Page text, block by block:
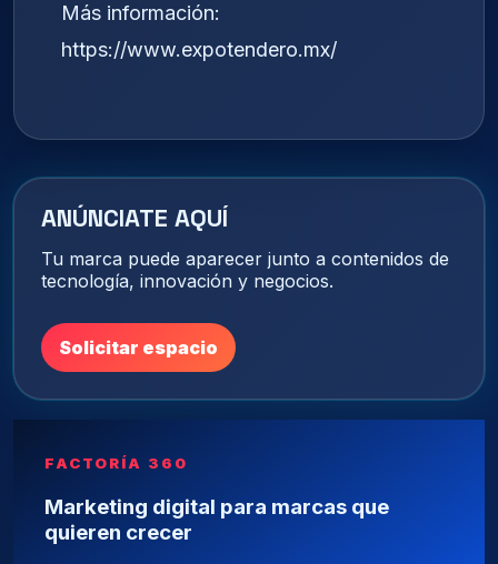
Más información:
https://www.expotendero.mx/
ANÚNCIATE AQUÍ
Tu marca puede aparecer junto a contenidos de
tecnología, innovación y negocios.
Solicitar espacio
FACTORÍA 360
Marketing digital para marcas que
quieren crecer